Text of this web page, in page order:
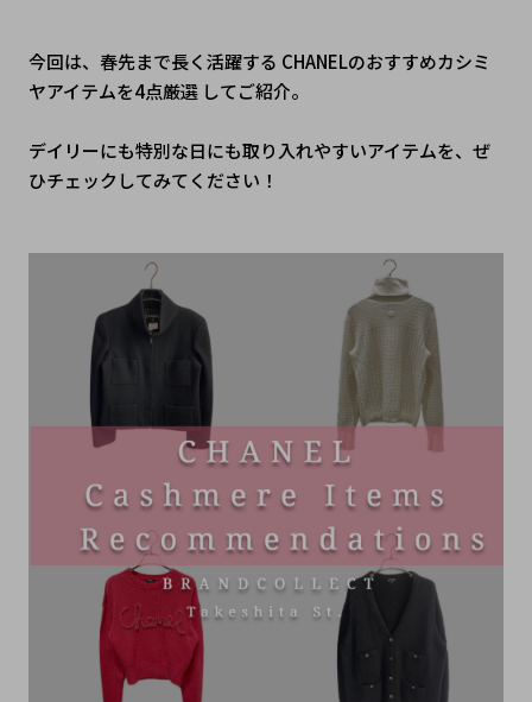
今回は、春先まで長く活躍する CHANELのおすすめカシミ
ヤアイテムを4点厳選 してご紹介。
デイリーにも特別な日にも取り入れやすいアイテムを、ぜ
ひチェックしてみてください！